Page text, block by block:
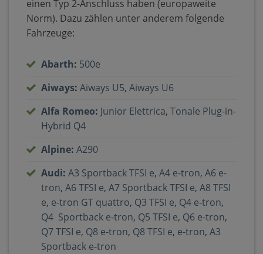
einen Typ 2-Anschluss haben (europaweite
Norm). Dazu zählen unter anderem folgende
Fahrzeuge:
Abarth: 500e
Aiways: Aiways U5, Aiways U6
Alfa Romeo: Junior Elettrica, Tonale Plug-in-
Hybrid Q4
Alpine: A290
Audi: A3 Sportback TFSI e, A4 e-tron, A6 e-
tron, A6 TFSI e, A7 Sportback TFSI e, A8 TFSI
e, e-tron GT quattro, Q3 TFSI e, Q4 e-tron,
Q4 Sportback e‐tron, Q5 TFSI e, Q6 e-tron,
Q7 TFSI e, Q8 e-tron, Q8 TFSI e, e-tron, A3
Sportback e-tron